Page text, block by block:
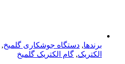
برندها, دستگاه جوشکاری گلمیخ,
الکتریک, گام الکتریک گلمیخ